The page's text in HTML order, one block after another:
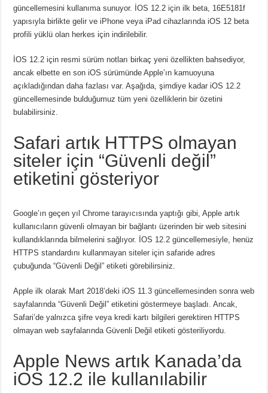
güncellemesini kullanıma sunuyor. İOS 12.2 için ilk beta, 16E5181f
yapısıyla birlikte gelir ve iPhone veya iPad cihazlarında iOS 12 beta
profili yüklü olan herkes için indirilebilir.
İOS 12.2 için resmi sürüm notları birkaç yeni özellikten bahsediyor,
ancak elbette en son iOS sürümünde Apple’ın kamuoyuna
açıkladığından daha fazlası var. Aşağıda, şimdiye kadar iOS 12.2
güncellemesinde bulduğumuz tüm yeni özelliklerin bir özetini
bulabilirsiniz.
Safari artık HTTPS olmayan
siteler için “Güvenli değil”
etiketini gösteriyor
Google’ın geçen yıl Chrome tarayıcısında yaptığı gibi, Apple artık
kullanıcıların güvenli olmayan bir bağlantı üzerinden bir web sitesini
kullandıklarında bilmelerini sağlıyor. İOS 12.2 güncellemesiyle, henüz
HTTPS standardını kullanmayan siteler için safaride adres
çubuğunda “Güvenli Değil” etiketi görebilirsiniz.
Apple ilk olarak Mart 2018’deki iOS 11.3 güncellemesinden sonra web
sayfalarında “Güvenli Değil” etiketini göstermeye başladı. Ancak,
Safari’de yalnızca şifre veya kredi kartı bilgileri gerektiren HTTPS
olmayan web sayfalarında Güvenli Değil etiketi gösteriliyordu.
Apple News artık Kanada’da
iOS 12.2 ile kullanılabilir